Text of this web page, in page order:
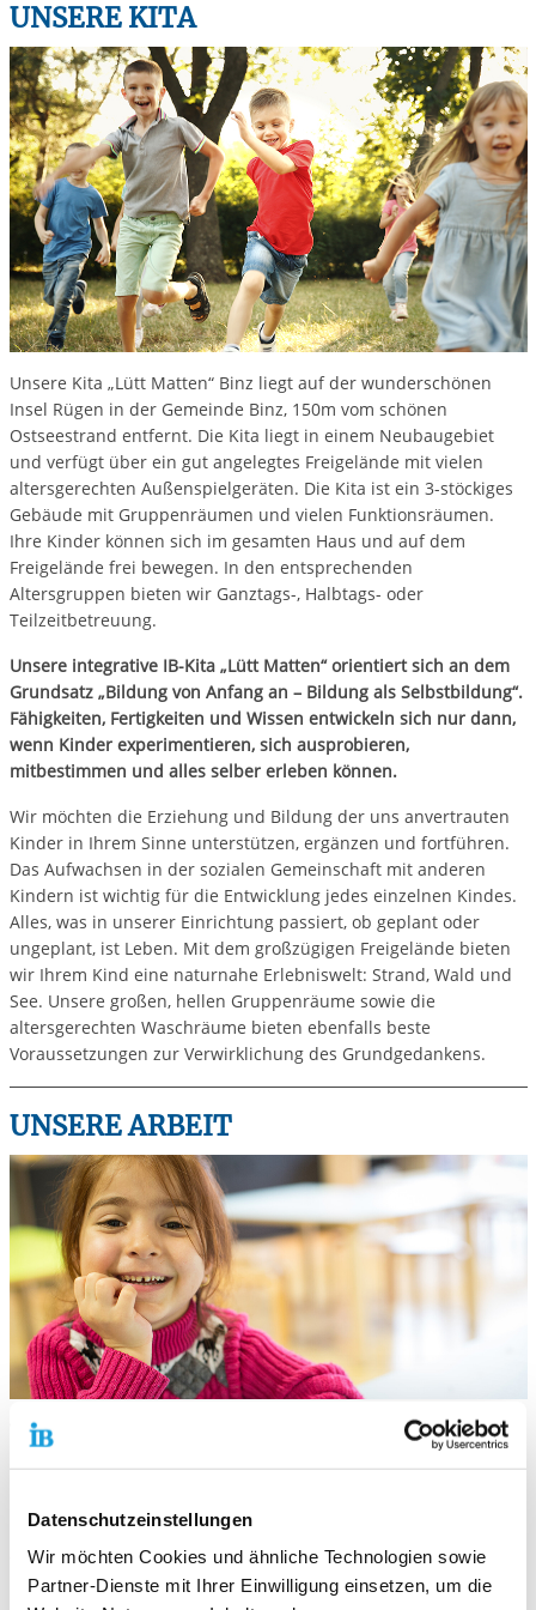
Datenschutzeinstellungen
Wir möchten Cookies und ähnliche Technologien sowie
Partner-Dienste mit Ihrer Einwilligung einsetzen, um die
UNSERE KITA
Unsere Kita „Lütt Matten“ Binz liegt auf der wunderschönen
Insel Rügen in der Gemeinde Binz, 150m vom schönen
Ostseestrand entfernt. Die Kita liegt in einem Neubaugebiet
und verfügt über ein gut angelegtes Freigelände mit vielen
altersgerechten Außenspielgeräten. Die Kita ist ein 3-stöckiges
Gebäude mit Gruppenräumen und vielen Funktionsräumen.
Ihre Kinder können sich im gesamten Haus und auf dem
Freigelände frei bewegen. In den entsprechenden
Altersgruppen bieten wir Ganztags-, Halbtags- oder
Teilzeitbetreuung.
Unsere integrative IB-Kita „Lütt Matten“ orientiert sich an dem
Grundsatz „Bildung von Anfang an – Bildung als Selbstbildung“.
Fähigkeiten, Fertigkeiten und Wissen entwickeln sich nur dann,
wenn Kinder experimentieren, sich ausprobieren,
mitbestimmen und alles selber erleben können.
Wir möchten die Erziehung und Bildung der uns anvertrauten
Kinder in Ihrem Sinne unterstützen, ergänzen und fortführen.
Das Aufwachsen in der sozialen Gemeinschaft mit anderen
Kindern ist wichtig für die Entwicklung jedes einzelnen Kindes.
Alles, was in unserer Einrichtung passiert, ob geplant oder
ungeplant, ist Leben. Mit dem großzügigen Freigelände bieten
wir Ihrem Kind eine naturnahe Erlebniswelt: Strand, Wald und
See. Unsere großen, hellen Gruppenräume sowie die
altersgerechten Waschräume bieten ebenfalls beste
Voraussetzungen zur Verwirklichung des Grundgedankens.
UNSERE ARBEIT
Wir verfolgen vorwiegend das Konzept der Projektarbeit. Unsere
Projekte entstehen auf der konzentrierten Beobachtung Ihres
Krippen-, Kindergarten- und Hortplätze bieten wir in mehreren
altershomogenen sowie altersgemischten Gruppen an. In einer
Kindergartengruppe arbeiten wir integrativ.